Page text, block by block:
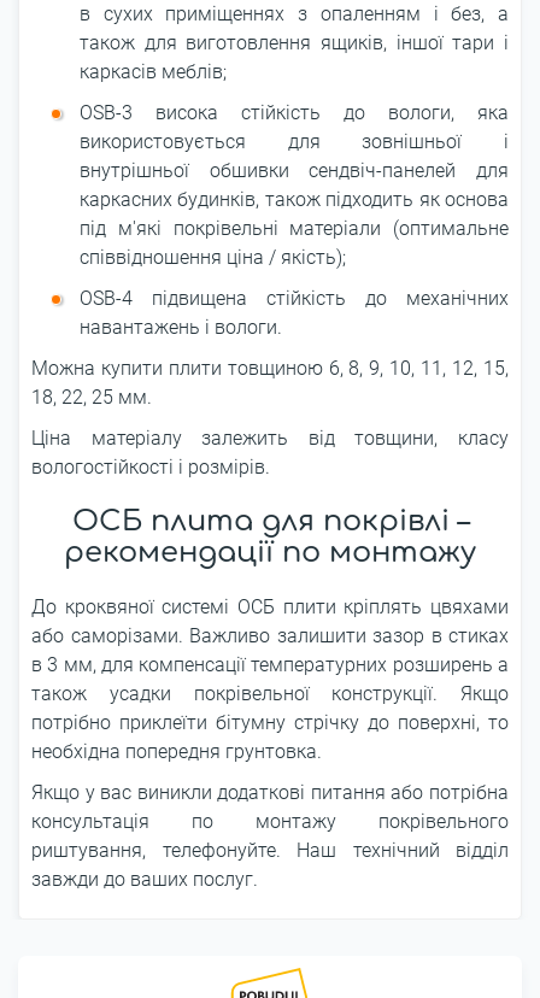
в сухих приміщеннях з опаленням і без, а
також для виготовлення ящиків, іншої тари і
каркасів меблів;
OSB-3 висока стійкість до вологи, яка
використовується для зовнішньої і
внутрішньої обшивки сендвіч-панелей для
каркасних будинків, також підходить як основа
під м'які покрівельні матеріали (оптимальне
співвідношення ціна / якість);
OSB-4 підвищена стійкість до механічних
навантажень і вологи.
Можна купити плити товщиною 6, 8, 9, 10, 11, 12, 15,
18, 22, 25 мм.
Ціна матеріалу залежить від товщини, класу
вологостійкості і розмірів.
ОСБ плита для покрівлі –
рекомендації по монтажу
До кроквяної системі ОСБ плити кріплять цвяхами
або саморізами. Важливо залишити зазор в стиках
в 3 мм, для компенсації температурних розширень а
також усадки покрівельної конструкції. Якщо
потрібно приклеїти бітумну стрічку до поверхні, то
необхідна попередня грунтовка.
Якщо у вас виникли додаткові питання або потрібна
консультація по монтажу покрівельного
риштування, телефонуйте. Наш технічний відділ
завжди до ваших послуг.